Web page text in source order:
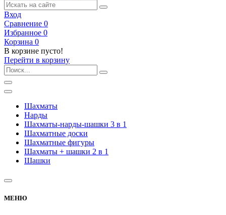
Вход
Сравнение 0
Избранное 0
Корзина 0
В корзине пусто!
Перейти в корзину
Шахматы
Нарды
Шахматы-нарды-шашки 3 в 1
Шахматные доски
Шахматные фигуры
Шахматы + шашки 2 в 1
Шашки
МЕНЮ